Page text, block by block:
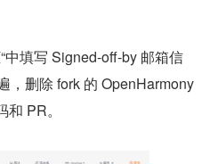
中填写 Signed-off-by 邮箱信
，删除 fork 的 OpenHarmony
PR。